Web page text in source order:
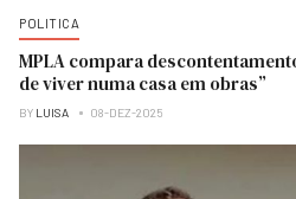
POLITICA
MPLA compara
de viver numa casa em obras”
BY LUISA 08-DEZ-2025